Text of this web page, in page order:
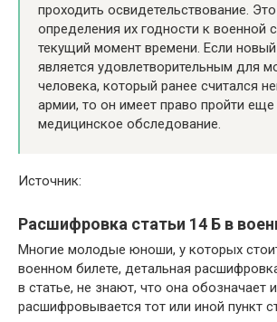
проходить освидетельствование.
определения их годности к военной
текущий момент времени. Если
является удовлетворительным для
человека, который ранее считался
армии, то он имеет право пройти
медицинское обследование.
Источник:
Расшифровка статьи 14 Б в
Многие молодые юноши, у которых
военном билете, детальная
в статье, не знают, что она обозначает
расшифровывается тот или иной пункт